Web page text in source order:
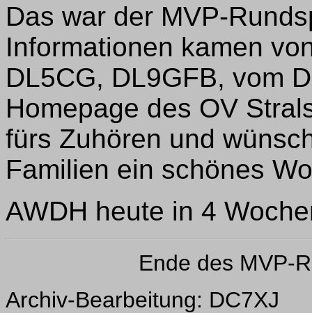
Das war der MVP-
Informationen kamen
DL5CG, DL9GFB, vom
Homepage des OV
fürs Zuhören und
Familien ein schönes
AWDH heute in 4
Ende des MVP-
Archiv-Bearbeitung: DC7XJ